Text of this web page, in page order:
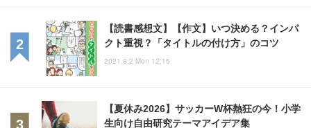
【読書感想文】【作文】いつ決める？インパ
クト重視？「タイトルの付け方」のコツ
2021.8.2 Mon 12:15
【夏休み2026】サッカーW杯熱狂の今！小学
生向け自由研究テーマアイデア集